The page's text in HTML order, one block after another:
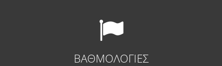
ΒΑΘΜΟΛΟΓΙΕΣ